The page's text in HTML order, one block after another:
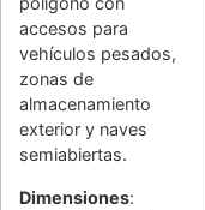
accesos para
vehículos pesados,
zonas de
almacenamiento
exterior y naves
semiabiertas.
Dimensiones: